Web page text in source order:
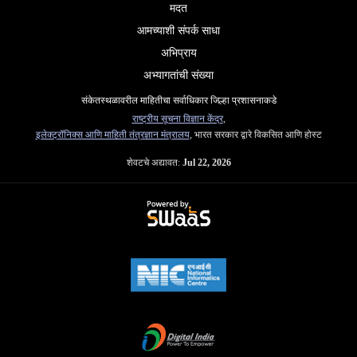
मदत
आमच्याशी संपर्क साधा
अभिप्राय
अभ्यागतांची संख्या
संकेतस्थळावरील माहितीचा सर्वाधिकार जिल्हा प्रशासनाकडे
राष्ट्रीय सूचना विज्ञान केंद्र,
इलेक्ट्रॉनिक्स आणि माहिती तंत्रज्ञान मंत्रालय, भारत सरकार द्वारे विकसित आणि होस्ट
शेवटचे अद्यावत: Jul 22, 2026